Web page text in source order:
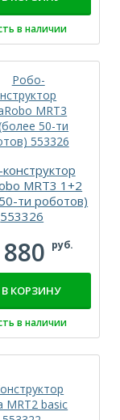
в наличии
MRT3 1+2
ти роботов)
553326
руб.
В КОРЗИНУ
в наличии